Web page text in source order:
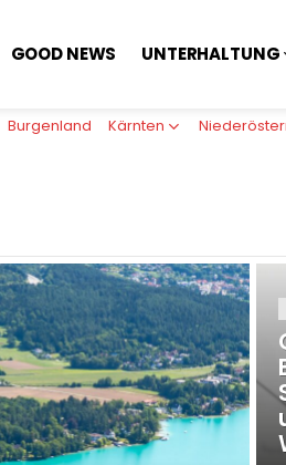
GOOD NEWS UNTERHALTUNG
Burgenland Kärnten